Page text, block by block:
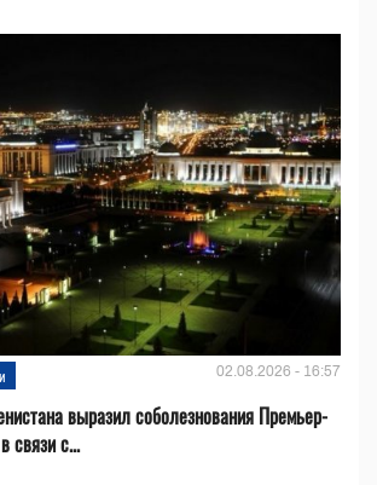
02.08.2026 - 16:57
выразил соболезнования Премьер-
связи с...